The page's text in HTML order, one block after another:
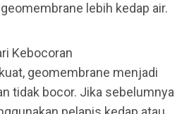
lebih kedap air.
Kebocoran
geomembrane menjadi
tidak bocor. Jika sebelumnya